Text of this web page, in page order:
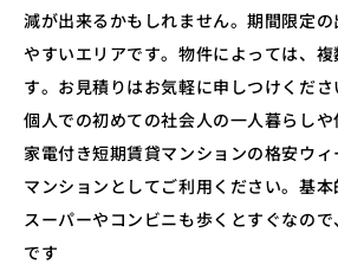
減が出来るかもしれません。期間限定
やすいエリアです。物件によっては、
す。お見積りはお気軽に申しつけくださ
個人での初めての社会人の一人暮らし
家電付き短期賃貸マンションの格安ウ
マンションとしてご利用ください。基本
スーパーやコンビニも歩くとすぐなの
です